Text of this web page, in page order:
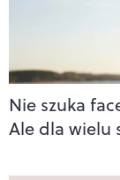
Nie szuka
Ale dla wielu